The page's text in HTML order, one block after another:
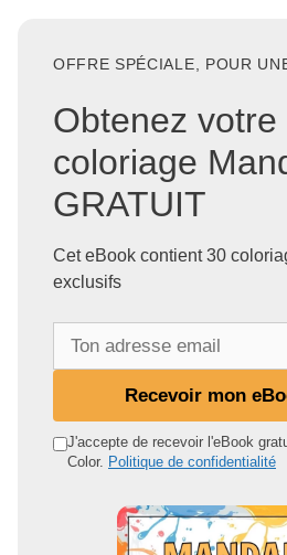
OFFRE SPÉCIALE, POUR
Obtenez
coloriage
GRATUIT
Cet eBook contient 30
exclusifs
d
Recevoir mon
J'accepte de recevoir l'eBook
Color. Politique de confidentialité